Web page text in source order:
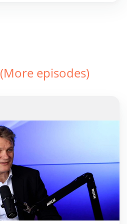
(More episodes)